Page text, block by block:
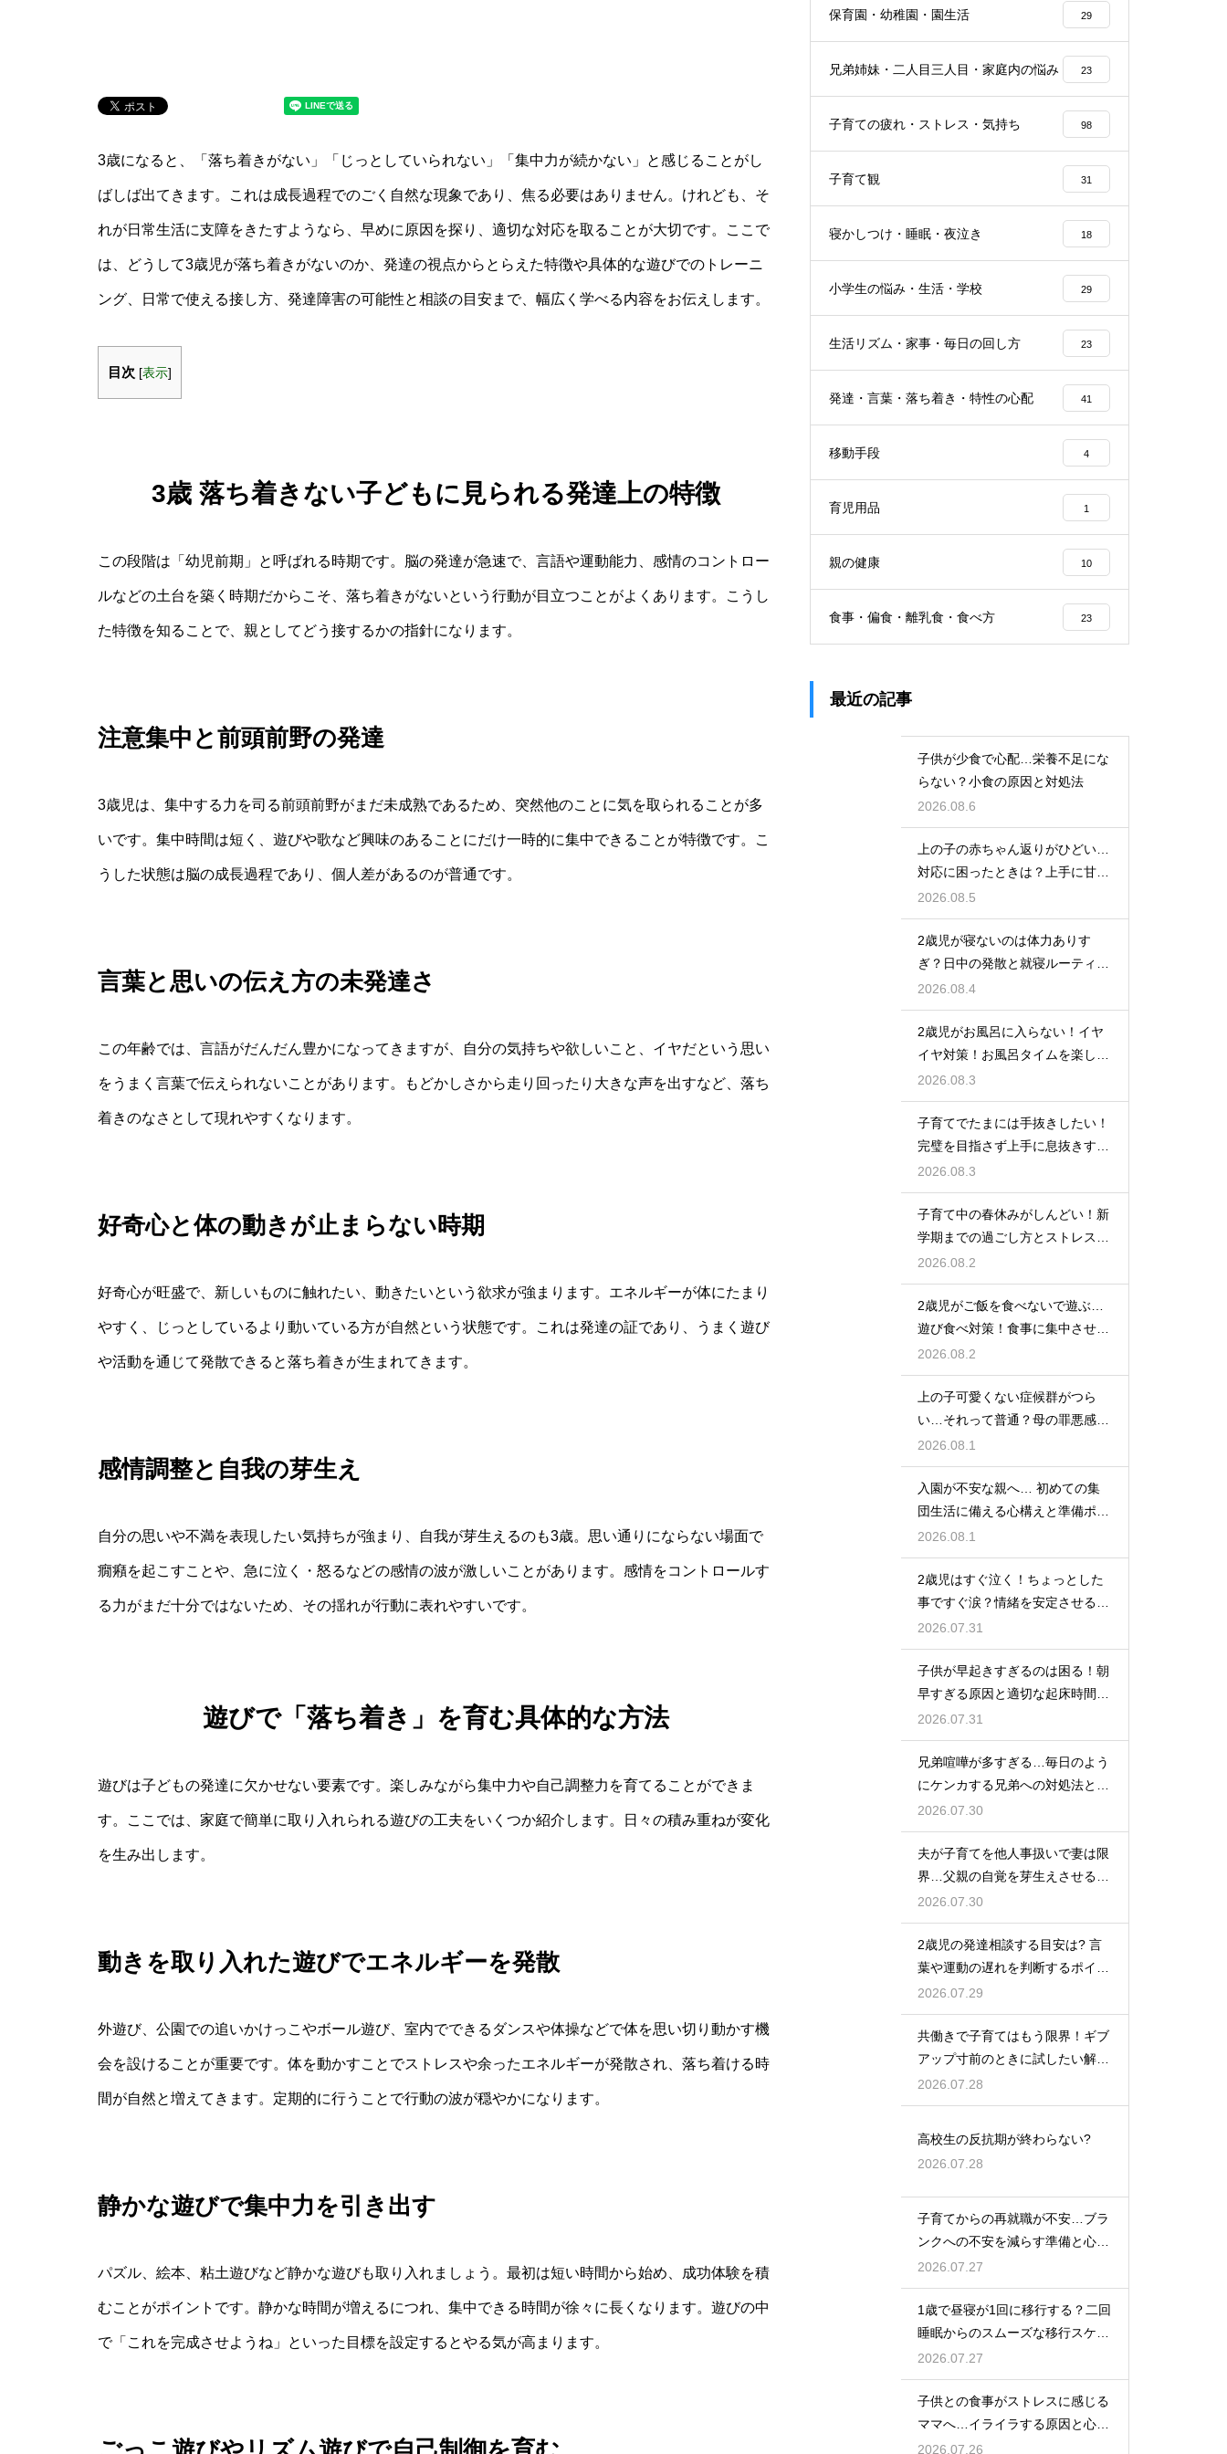
3歳になると、「落ち着きがない」「じっとしていられない」「集中力が続かない」と感じることがし
ばしば出てきます。これは成長過程でのごく自然な現象であり、焦る必要はありません。けれども、そ
れが日常生活に支障をきたすようなら、早めに原因を探り、適切な対応を取ることが大切です。ここで
は、どうして3歳児が落ち着きがないのか、発達の視点からとらえた特徴や具体的な遊びでのトレーニ
ング、日常で使える接し方、発達障害の可能性と相談の目安まで、幅広く学べる内容をお伝えします。
目次 [表示]
3歳 落ち着きない子どもに見られる発達上の特徴
この段階は「幼児前期」と呼ばれる時期です。脳の発達が急速で、言語や運動能力、感情のコントロー
ルなどの土台を築く時期だからこそ、落ち着きがないという行動が目立つことがよくあります。こうし
た特徴を知ることで、親としてどう接するかの指針になります。
注意集中と前頭前野の発達
3歳児は、集中する力を司る前頭前野がまだ未成熟であるため、突然他のことに気を取られることが多
いです。集中時間は短く、遊びや歌など興味のあることにだけ一時的に集中できることが特徴です。こ
うした状態は脳の成長過程であり、個人差があるのが普通です。
言葉と思いの伝え方の未発達さ
この年齢では、言語がだんだん豊かになってきますが、自分の気持ちや欲しいこと、イヤだという思い
をうまく言葉で伝えられないことがあります。もどかしさから走り回ったり大きな声を出すなど、落ち
着きのなさとして現れやすくなります。
好奇心と体の動きが止まらない時期
好奇心が旺盛で、新しいものに触れたい、動きたいという欲求が強まります。エネルギーが体にたまり
やすく、じっとしているより動いている方が自然という状態です。これは発達の証であり、うまく遊び
や活動を通じて発散できると落ち着きが生まれてきます。
感情調整と自我の芽生え
自分の思いや不満を表現したい気持ちが強まり、自我が芽生えるのも3歳。思い通りにならない場面で
癇癪を起こすことや、急に泣く・怒るなどの感情の波が激しいことがあります。感情をコントロールす
る力がまだ十分ではないため、その揺れが行動に表れやすいです。
遊びで「落ち着き」を育む具体的な方法
遊びは子どもの発達に欠かせない要素です。楽しみながら集中力や自己調整力を育てることができま
す。ここでは、家庭で簡単に取り入れられる遊びの工夫をいくつか紹介します。日々の積み重ねが変化
を生み出します。
動きを取り入れた遊びでエネルギーを発散
外遊び、公園での追いかけっこやボール遊び、室内でできるダンスや体操などで体を思い切り動かす機
会を設けることが重要です。体を動かすことでストレスや余ったエネルギーが発散され、落ち着ける時
間が自然と増えてきます。定期的に行うことで行動の波が穏やかになります。
静かな遊びで集中力を引き出す
パズル、絵本、粘土遊びなど静かな遊びも取り入れましょう。最初は短い時間から始め、成功体験を積
むことがポイントです。静かな時間が増えるにつれ、集中できる時間が徐々に長くなります。遊びの中
で「これを完成させようね」といった目標を設定するとやる気が高まります。
保育園・幼稚園・園生活 29
兄弟姉妹・二人目三人目・家庭内の悩み 23
子育ての疲れ・ストレス・気持ち 98
子育て観 31
寝かしつけ・睡眠・夜泣き 18
小学生の悩み・生活・学校 29
生活リズム・家事・毎日の回し方 23
発達・言葉・落ち着き・特性の心配 41
移動手段 4
育児用品 1
親の健康 10
食事・偏食・離乳食・食べ方 23
最近の記事
子供が少食で心配…栄養不足にな
らない？小食の原因と対処法
2026.08.6
上の子の赤ちゃん返りがひどい…
対応に困ったときは？上手に甘え
させつつ成長を促す接し方
2026.08.5
2歳児が寝ないのは体力ありす
ぎ？日中の発散と就寝ルーティン
でぐっすり作戦
2026.08.4
2歳児がお風呂に入らない！イヤ
イヤ対策！お風呂タイムを楽しく
するアイデア
2026.08.3
子育てでたまには手抜きしたい！
完璧を目指さず上手に息抜きする
ライフハック集
2026.08.3
子育て中の春休みがしんどい！新
学期までの過ごし方とストレス軽
減アイデア
2026.08.2
2歳児がご飯を食べないで遊ぶ…
遊び食べ対策！食事に集中させる
環境づくり
2026.08.2
上の子可愛くない症候群がつら
い…それって普通？母の罪悪感を
和らげる対処法
2026.08.1
入園が不安な親へ… 初めての集
団生活に備える心構えと準備ポイ
ントを紹介
2026.08.1
2歳児はすぐ泣く！ちょっとした
事ですぐ涙？情緒を安定させる関
わり方
2026.07.31
子供が早起きすぎるのは困る！朝
早すぎる原因と適切な起床時間へ
の調整法
2026.07.31
兄弟喧嘩が多すぎる…毎日のよう
にケンカする兄弟への対処法と仲
直りさせるコツ
2026.07.30
夫が子育てを他人事扱いで妻は限
界…父親の自覚を芽生えさせるカ
ギは夫婦の会話にあり
2026.07.30
2歳児の発達相談する目安は? 言
葉や運動の遅れを判断するポイン
トを紹介
2026.07.29
共働きで子育てはもう限界！ギブ
アップ寸前のときに試したい解決
策
2026.07.28
高校生の反抗期が終わらない?
2026.07.28
子育てからの再就職が不安…ブラ
ンクへの不安を減らす準備と心構
えを解説
2026.07.27
1歳で昼寝が1回に移行する？二回
睡眠からのスムーズな移行スケジ
ュール
2026.07.27
子供との食事がストレスに感じる
ママへ…イライラする原因と心を
楽にする考え方
2026.07.26